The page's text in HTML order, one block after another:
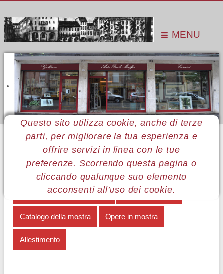
MENU
Questo sito utilizza cookie, anche di terze
parti, per migliorare la tua esperienza e
offrire servizi in linea con le tue
preferenze. Scorrendo questa pagina o
cliccando qualunque suo elemento
acconsenti all’uso dei cookie.
Sei qui: Home Le mostre Mostre 2016
Paolo Alfonsi
Opere in mostra
MENÙ PAOLO ALFONSI
Delle Anguane e altre storie Note biografiche
Catalogo della mostra Opere in mostra
Allestimento